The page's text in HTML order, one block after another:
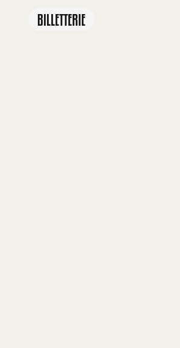
BILLETTERIE